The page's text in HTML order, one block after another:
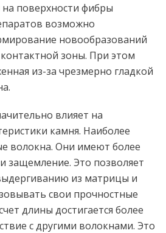
на поверхности фибры
возможно
новообразований
зоны. При этом
из-за чрезмерно гладкой
влияет на
камня. Наиболее
волокна. Они имеют более
защемление. Это позволяет
из матрицы и
свои прочностные
длины достигается более
с другими волокнами. Это